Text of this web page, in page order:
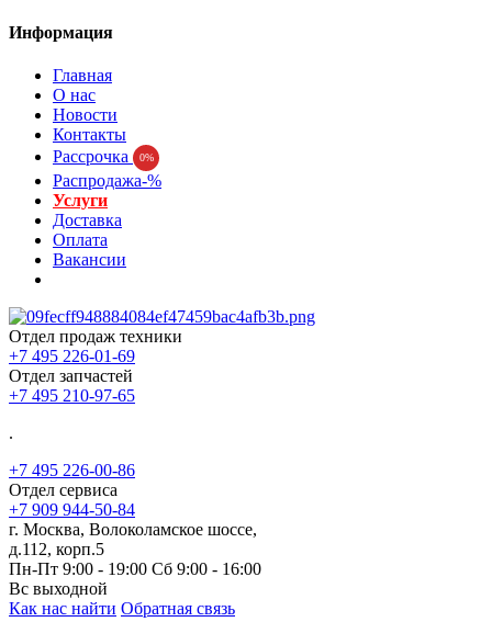
Информация
Главная
О нас
Новости
Контакты
Рассрочка
0%
Распродажа-%
Услуги
Доставка
Оплата
Вакансии
Отдел продаж техники
+7 495 226-01-69
Отдел запчастей
+7 495 210-97-65
.
+7 495 226-00-86
Отдел сервиса
+7 909 944-50-84
г. Москва, Волоколамское шоссе,
д.112, корп.5
Пн-Пт 9:00 - 19:00 Сб 9:00 - 16:00
Вс выходной
Как нас найти Обратная связь